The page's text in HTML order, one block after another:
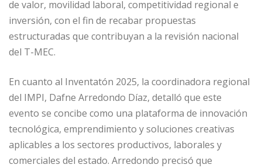
de valor, movilidad laboral, competitividad regional e
inversión, con el fin de recabar propuestas
estructuradas que contribuyan a la revisión nacional
del T-MEC.
En cuanto al Inventatón 2025, la coordinadora regional
del IMPI, Dafne Arredondo Díaz, detalló que este
evento se concibe como una plataforma de innovación
tecnológica, emprendimiento y soluciones creativas
aplicables a los sectores productivos, laborales y
comerciales del estado. Arredondo precisó que